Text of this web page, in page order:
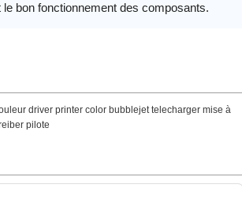
bon fonctionnement des composants.
driver printer color bubblejet telecharger mise à
pilote